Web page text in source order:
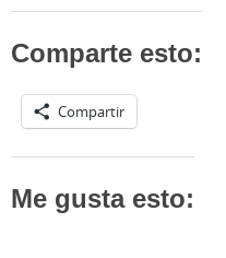
Comparte esto:
Compartir
Me gusta esto: